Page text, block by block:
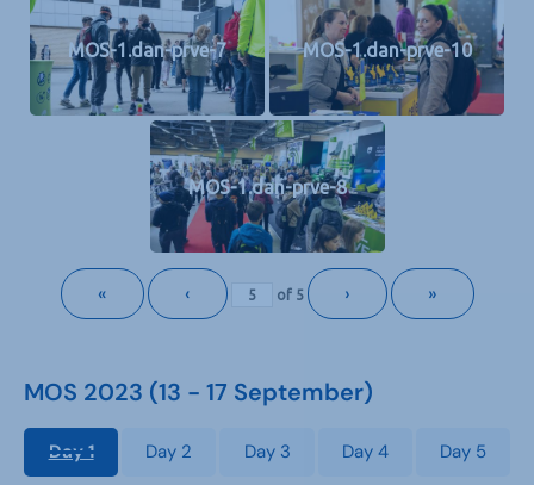
MOS-1.dan-prve-7 MOS-1.dan-prve-10
MOS-1.dan-prve-8
« ‹ of 5 › »
MOS 2023 (13 - 17 September)
Day 1 Day 2 Day 3 Day 4 Day 5